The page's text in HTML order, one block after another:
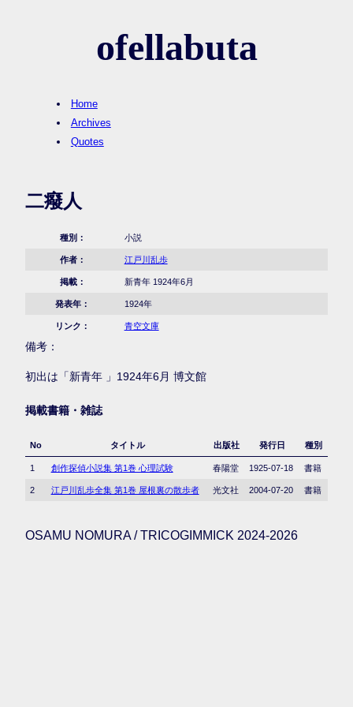
ofellabuta
Home
Archives
Quotes
二癈人
種別： 小説
作者： 江戸川乱歩
掲載： 新青年 1924年6月
発表年： 1924年
リンク： 青空文庫
備考：
初出は「新青年 」1924年6月 博文館
掲載書籍・雑誌
No タイトル 出版社 発行日 種別
1 創作探偵小説集 第1巻 心理試験 春陽堂 1925-07-18 書籍
2 江戸川乱歩全集 第1巻 屋根裏の散歩者 光文社 2004-07-20 書籍
OSAMU NOMURA / TRICOGIMMICK 2024-2026